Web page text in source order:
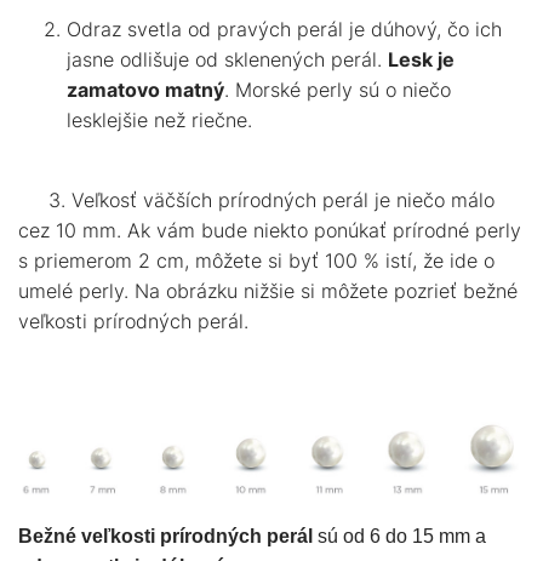
DARČEKOVÉ
BALÍČKY
MUŽOV
Odraz svetla od pravých perál je dúhový, čo ich
jasne odlišuje od sklenených perál. Lesk je
zamatovo matný. Morské perly sú o niečo
lesklejšie než riečne.
3. Veľkosť väčších prírodných perál je niečo málo
cez 10 mm. Ak vám bude niekto ponúkať prírodné perly
s priemerom 2 cm, môžete si byť 100 % istí, že ide o
umelé perly. Na obrázku nižšie si môžete pozrieť bežné
veľkosti prírodných perál.
Bežné veľkosti prírodných perál sú od 6 do 15 mm a